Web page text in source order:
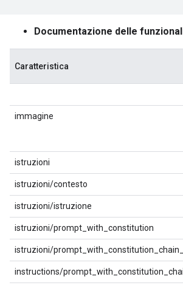
Documentazione delle
Caratteristica
immagine
istruzioni
istruzioni/contesto
istruzioni/istruzione
istruzioni/prompt_with_constitution
istruzioni/
instructions/